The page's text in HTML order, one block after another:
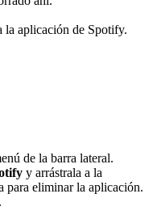
la aplicación de Spotify.
de la barra lateral.
y arrástrala a la
para eliminar la aplicación.